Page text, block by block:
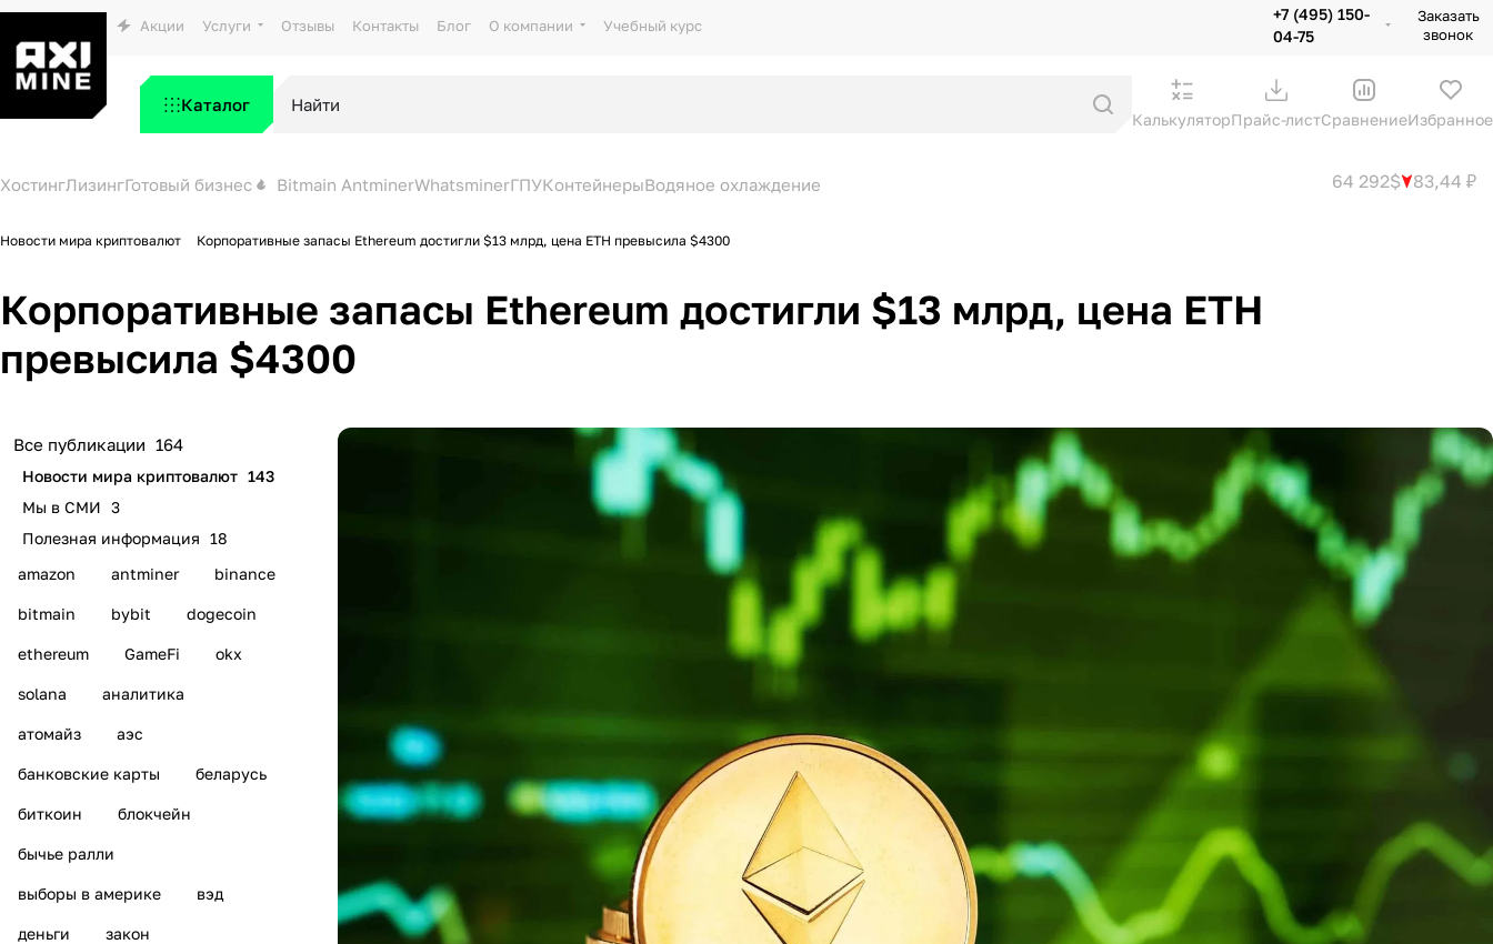
Акции Услуги Отзывы Контакты Блог О компании Учебный курс
+7 (495) 150-
04-75
Заказать
звонок
Каталог
КалькуляторПрайс-листСравнениеИзбранное
ХостингЛизингГотовый бизнес Bitmain AntminerWhatsminerГПУКонтейнерыВодяное охлаждение 64 292$ 83,44 ₽
Новости мира криптовалют Корпоративные запасы Ethereum достигли $13 млрд, цена ETH превысила $4300
Корпоративные запасы Ethereum достигли $13 млрд, цена ETH
превысила $4300
Все публикации 164
Новости мира криптовалют 143
Мы в СМИ 3
Полезная информация 18
amazon
antminer binance
bitmain bybit dogecoin
ethereum GameFi okx
solana аналитика
атомайз аэс
банковские карты беларусь
биткоин блокчейн
бычье ралли
выборы в америке вэд
деньги закон